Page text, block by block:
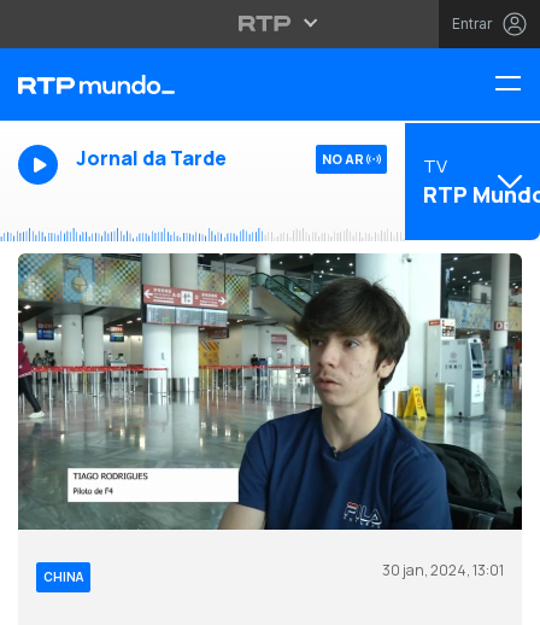
Entrar
Jornal da Tarde NO AR TV
RTP
CHINA 30 jan, 2024, 13:01